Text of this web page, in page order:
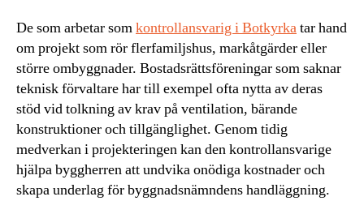
De som arbetar somkontrollansvarig i Botkyrkatar hand
om projekt som rör flerfamiljshus, markåtgärder eller
större ombyggnader. Bostadsrättsföreningar som saknar
teknisk förvaltare har till exempel ofta nytta av deras
stöd vid tolkning av krav på ventilation, bärande
konstruktioner och tillgänglighet. Genom tidig
medverkan i projekteringen kan den kontrollansvarige
hjälpa byggherren att undvika onödiga kostnader och
skapa underlag för byggnadsnämndens handläggning.